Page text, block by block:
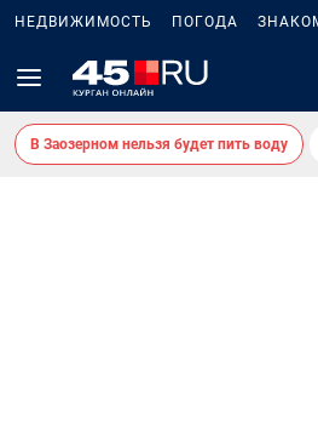
НЕДВИЖИМОСТЬ ПОГОДА
В Заозерном нельзя будет пить воду